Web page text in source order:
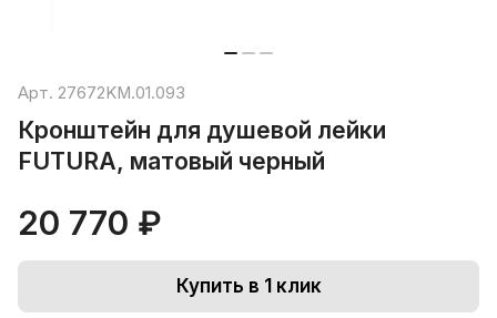
Арт. 27672KM.01.093
Кронштейн для душевой лейки
FUTURA, матовый черный
20 770 ₽
Купить в 1 клик